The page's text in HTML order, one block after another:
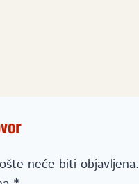
neće biti objavljena.